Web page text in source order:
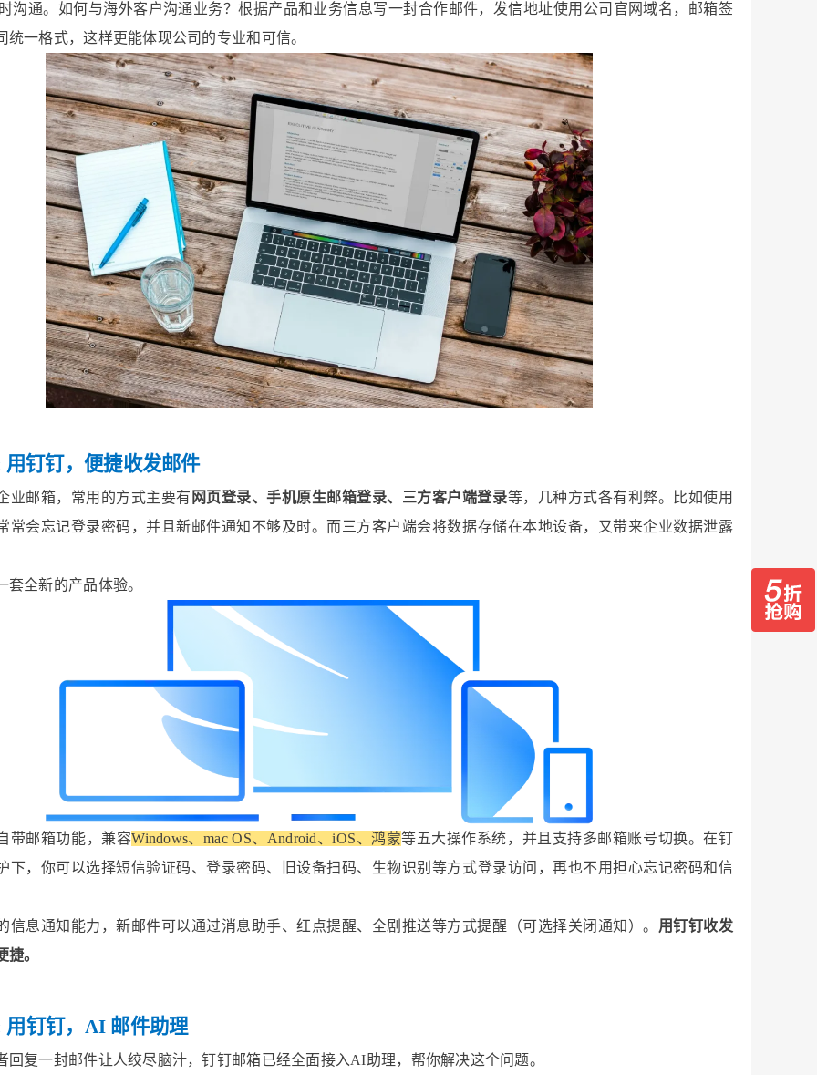
沟通。如何与海外客户沟通业务？根据产品和业务信息写一封合作邮件，发信地址使用公司官网域名，邮箱签
统一格式，这样更能体现公司的专业和可信。
用钉钉，便捷收发邮件
业邮箱，常用的方式主要有 网页登录、手机原生邮箱登录、三方客户端登录等，几种方式各有利弊。比如使用
常会忘记登录密码，并且新邮件通知不够及时。而三方客户端会将数据存储在本地设备，又带来企业数据泄露
套全新的产品体验。
带邮箱功能，兼容Windows、mac OS、Android、iOS、鸿蒙等五大操作系统，并且支持多邮箱账号切换。在钉
下，你可以选择短信验证码、登录密码、旧设备扫码、生物识别等方式登录访问，再也不用担心忘记密码和信
信息通知能力，新邮件可以通过消息助手、红点提醒、全剧推送等方式提醒（可选择关闭通知）。 用钉钉收发
捷。
用钉钉，AI 邮件助理
回复一封邮件让人绞尽脑汁，钉钉邮箱已经全面接入AI助理，帮你解决这个问题。